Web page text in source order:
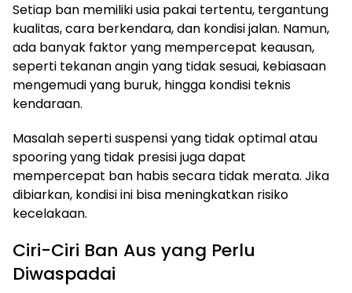
Setiap ban memiliki usia pakai tertentu, tergantung
kualitas, cara berkendara, dan kondisi jalan. Namun,
ada banyak faktor yang mempercepat keausan,
seperti tekanan angin yang tidak sesuai, kebiasaan
mengemudi yang buruk, hingga kondisi teknis
kendaraan.
Masalah seperti suspensi yang tidak optimal atau
spooring yang tidak presisi juga dapat
mempercepat ban habis secara tidak merata. Jika
dibiarkan, kondisi ini bisa meningkatkan risiko
kecelakaan.
Ciri-Ciri Ban Aus yang Perlu
Diwaspadai